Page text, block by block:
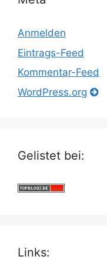
Anmelden
Eintrags-Feed
Kommentar-Feed
WordPress.org
Gelistet bei:
Links: